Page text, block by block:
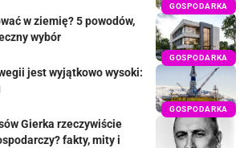
GOSPODARKA
GOSPODARKA
w ziemię? 5 powodów,
wybór
GOSPODARKA
jest wyjątkowo wysoki:
Gierka rzeczywiście
fakty, mity i